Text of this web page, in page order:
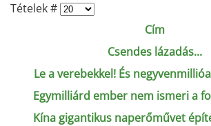
Tételek #
Cím
Csendes lázadás...
Le a verebekkel! És
Egymilliárd ember nem ismeri a
Kína gigantikus naperőművet